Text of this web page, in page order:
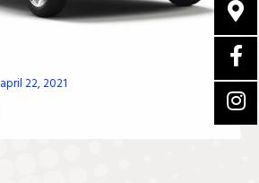
april 22, 2021